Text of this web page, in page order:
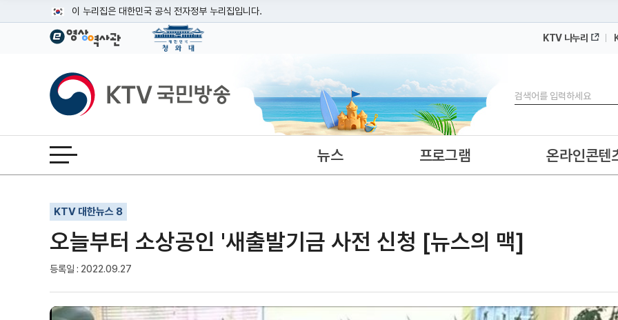
이 누리집은 대한민국 공식 전자정부 누리집입니다.
공식 누리집 주소 확인하기
이밖에 or.kr 또는 .kr등 다른 도메인 주소를 사용하고 있다면 아래 URL에서 도메인 주소를 확인해 보세요
운영중인 공식 누리집보기
KTV 나누리
KTV국민방송
검색
전체메뉴 열기 뉴스 프로그램 온라인콘텐
KTV 대한뉴스 8
오늘부터 소상공인 '새출발기금 사전 신청 [뉴스의 맥]
등록일 : 2022.09.27
기사인쇄
글자확대
글자축소